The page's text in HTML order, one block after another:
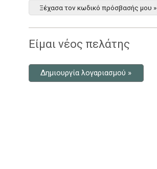
Ξέχασα τον κωδικό πρόσβασής μου »
Είμαι νέος πελάτης
Δημιουργία λογαριασμού »